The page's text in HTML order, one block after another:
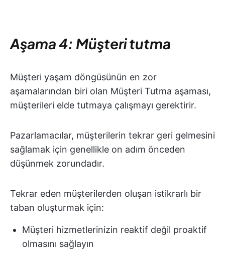
Aşama 4: Müşteri tutma
Müşteri yaşam döngüsünün en zor
aşamalarından biri olan Müşteri Tutma aşaması,
müşterileri elde tutmaya çalışmayı gerektirir.
Pazarlamacılar, müşterilerin tekrar geri gelmesini
sağlamak için genellikle on adım önceden
düşünmek zorundadır.
Tekrar eden müşterilerden oluşan istikrarlı bir
taban oluşturmak için:
Müşteri hizmetlerinizin reaktif değil proaktif
olmasını sağlayın